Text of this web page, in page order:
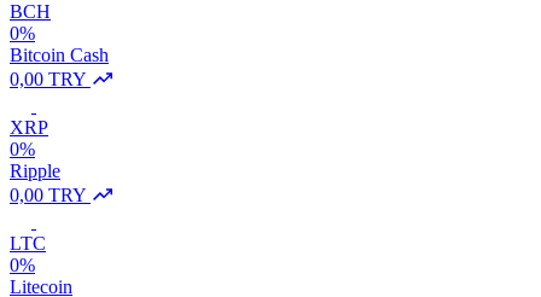
BCH
0%
Bitcoin Cash
0,00 TRY
XRP
0%
Ripple
0,00 TRY
LTC
0%
Litecoin